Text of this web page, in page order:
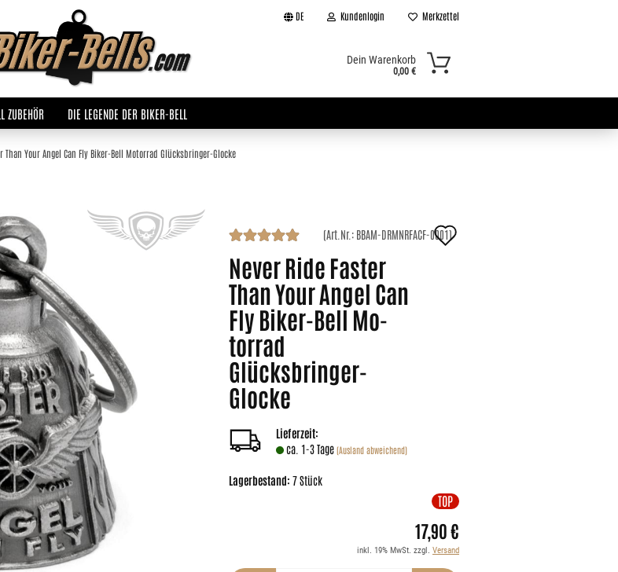
DE
Sprache auswählen
Kundenlogin
Konto erstellen
Passwort vergessen?
Merkzettel
Dein Warenkorb
0,00 €
ZUBEHÖR DIE LEGENDE DER BIKER-BELL
Than Your Angel Can Fly Biker-Bell Motorrad Glücksbringer-Glocke
(Art.Nr.: BBAM-DRMNRFACF-0001)
Never Ride Fas­ter
Than Your Angel Can
Fly Biker-​Bell Mo­
tor­rad
Glücksbringer-​
Glocke
Lieferzeit:
ca. 1-3 Tage (Ausland abweichend)
Lagerbestand: 7Stück
TOP
17,90 €
inkl. 19% MwSt. zzgl. Versand